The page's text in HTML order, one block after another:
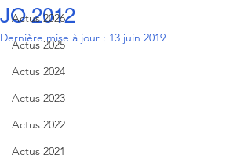
Actus 2026
Actus 2025
Actus 2024
Actus 2023
Actus 2022
Actus 2021
JO 2012
Dernière mise à jour : 13 juin 2019